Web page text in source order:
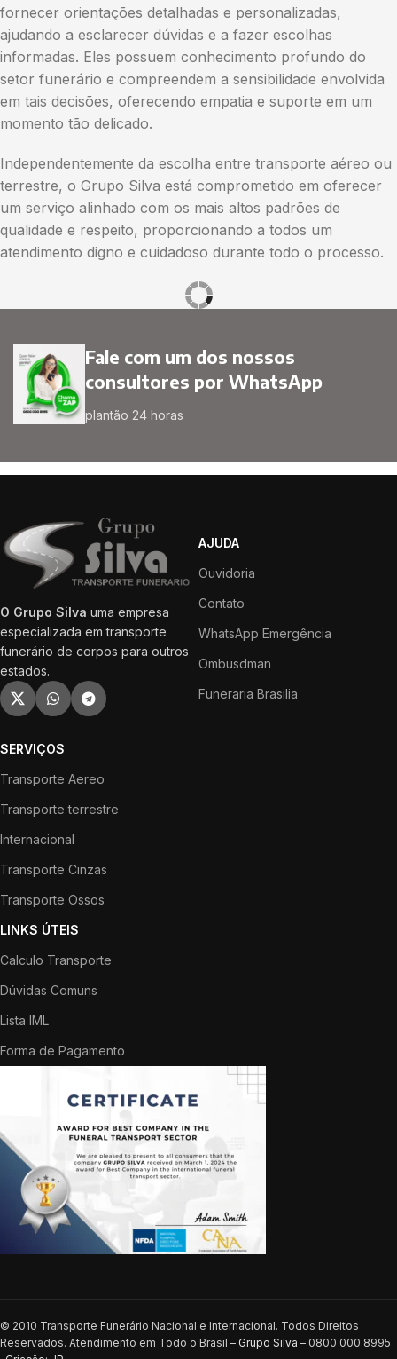
fornecer orientações detalhadas e personalizadas,
ajudando a esclarecer dúvidas e a fazer escolhas
informadas. Eles possuem conhecimento profundo do
setor funerário e compreendem a sensibilidade envolvida
em tais decisões, oferecendo empatia e suporte em um
momento tão delicado.
Independentemente da escolha entre transporte aéreo ou
terrestre, o Grupo Silva está comprometido em oferecer
um serviço alinhado com os mais altos padrões de
qualidade e respeito, proporcionando a todos um
atendimento digno e cuidadoso durante todo o processo.
Fale com um dos nossos
consultores por WhatsApp
plantão 24 horas
O Grupo Silva uma empresa
especializada em transporte
funerário de corpos para outros
estados.
AJUDA
Ouvidoria
Contato
WhatsApp Emergência
Ombusdman
Funeraria Brasilia
SERVIÇOS
Transporte Aereo
Transporte terrestre
Internacional
Transporte Cinzas
Transporte Ossos
LINKS ÚTEIS
Calculo Transporte
Dúvidas Comuns
Lista IML
Forma de Pagamento
© 2010 Transporte Funerário Nacional e Internacional. Todos Direitos
Reservados. Atendimento em Todo o Brasil – Grupo Silva – 0800 000 8995